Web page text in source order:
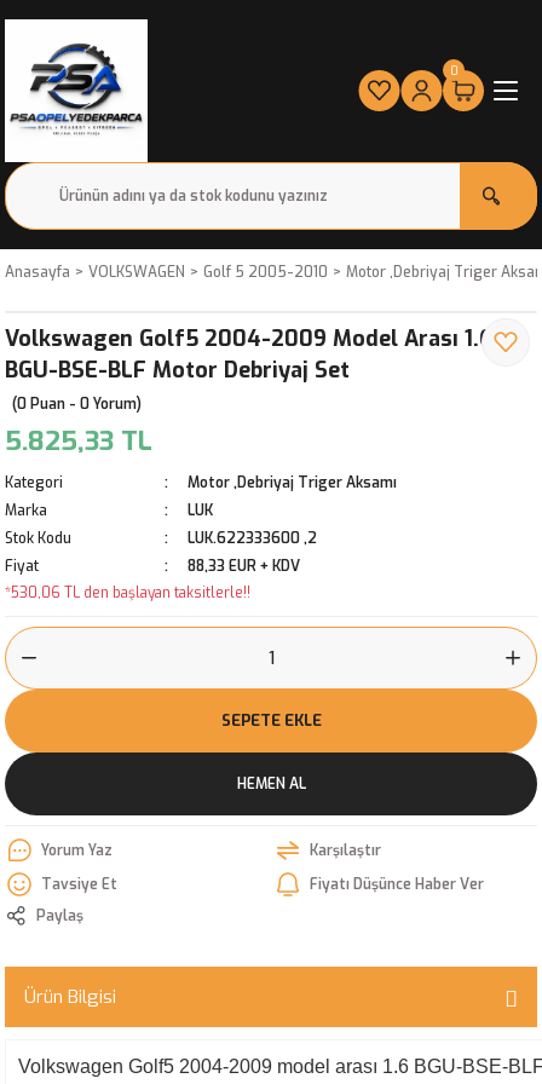
0
Anasayfa VOLKSWAGEN Golf 5 2005-2010 Motor ,Debriyaj Triger
Volkswagen Golf5 2004-2009 Model Arası 1.6
BGU-BSE-BLF Motor Debriyaj Set
(0 Puan - 0 Yorum)
5.825,33 TL
Kategori
Motor ,Debriyaj Triger Aksamı
Marka
LUK
Stok Kodu
LUK.622333600 ,2
Fiyat
88,33 EUR + KDV
*530,06 TL den başlayan taksitlerle!!
SEPETE EKLE
HEMEN AL
Yorum Yaz
Karşılaştır
Tavsiye Et
Fiyatı Düşünce Haber Ver
Paylaş
Ürün Bilgisi
Volkswagen Golf5 2004-2009 model arası 1.6 BGU-BSE-